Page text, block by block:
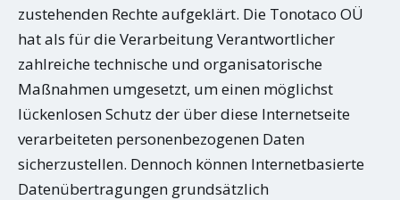
zustehenden Rechte aufgeklärt. Die Tonotaco OÜ
hat als für die Verarbeitung Verantwortlicher
zahlreiche technische und organisatorische
Maßnahmen umgesetzt, um einen möglichst
lückenlosen Schutz der über diese Internetseite
verarbeiteten personenbezogenen Daten
sicherzustellen. Dennoch können Internetbasierte
Datenübertragungen grundsätzlich